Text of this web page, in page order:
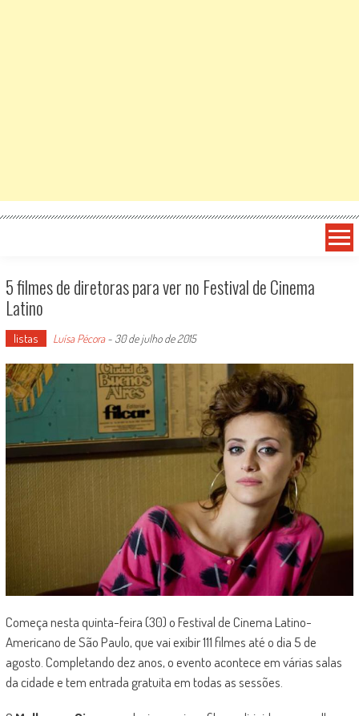
5 filmes de diretoras para ver no Festival de Cinema
Latino
listas Luísa Pécora- 30 de julho de 2015
Começa nesta quinta-feira (30) o Festival de Cinema Latino-
Americano de São Paulo, que vai exibir 111 filmes até o dia 5 de
agosto. Completando dez anos, o evento acontece em várias salas
da cidade e tem entrada gratuita em todas as sessões.